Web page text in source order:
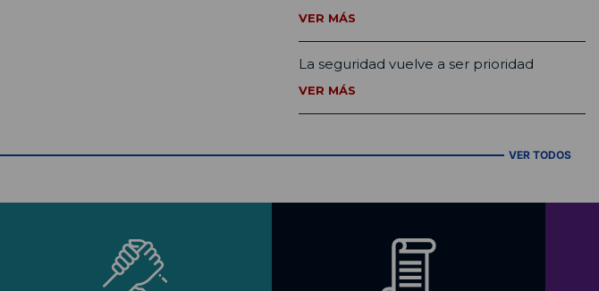
VER MÁS
La seguridad vuelve a ser prioridad
VER MÁS
VER TODOS